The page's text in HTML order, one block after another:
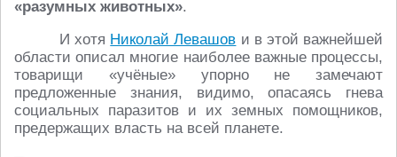
«разумных животных».
И хотя Николай Левашов и в этой важнейшей
области описал многие наиболее важные процессы,
товарищи «учёные» упорно не замечают
предложенные знания, видимо, опасаясь гнева
социальных паразитов и их земных помощников,
предержащих власть на всей планете.